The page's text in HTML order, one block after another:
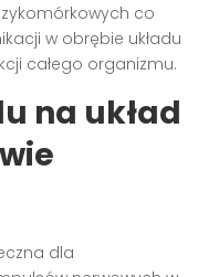
co
w obrębie układu
całego organizmu.
na układ
dla